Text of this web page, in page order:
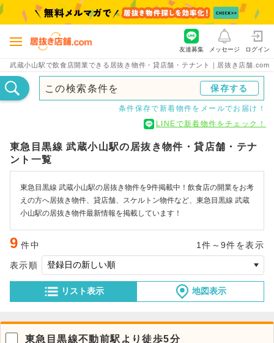
武蔵小山駅で飲食店開業できる居抜き物件・貸店舗・テナント｜居抜き店舗.com
友達募集 メッセージ ログイン
この検索条件を 保存する
条件保存で新着物件をメールでお届け！
LINEで新着物件をチェック！
東急目黒線 武蔵小山駅の居抜き物件・貸店舗・テナ
ント一覧
東急目黒線 武蔵小山駅の居抜き物件を9件掲載中！飲食店の開業をお考
えの方へ居抜き物件、貸店舗、スケルトン物件など、東急目黒線 武蔵
小山駅の居抜き物件最新情報を掲載しています！
9 件中 1件～9件を表示
リスト表示 地図表示
表示順
東急目黒線不動前駅より徒歩5分